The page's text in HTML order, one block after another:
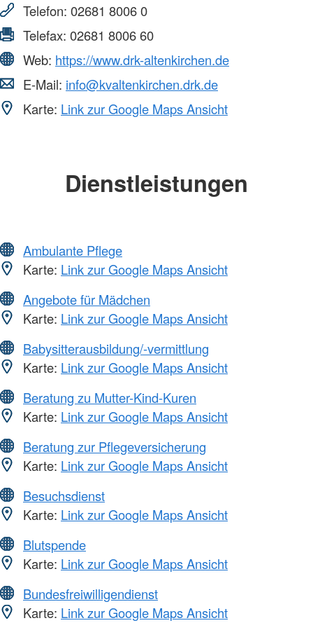
Telefon: 02681 8006 0
Telefax: 02681 8006 60
Web: https://www.drk-altenkirchen.de
E-Mail: info@kvaltenkirchen.drk.de
Karte: Link zur Google Maps Ansicht
Dienstleistungen
Ambulante Pflege
Karte: Link zur Google Maps Ansicht
Angebote für Mädchen
Karte: Link zur Google Maps Ansicht
Babysitterausbildung/-vermittlung
Karte: Link zur Google Maps Ansicht
Beratung zu Mutter-Kind-Kuren
Karte: Link zur Google Maps Ansicht
Beratung zur Pflegeversicherung
Karte: Link zur Google Maps Ansicht
Besuchsdienst
Karte: Link zur Google Maps Ansicht
Blutspende
Karte: Link zur Google Maps Ansicht
Bundesfreiwilligendienst
Karte: Link zur Google Maps Ansicht